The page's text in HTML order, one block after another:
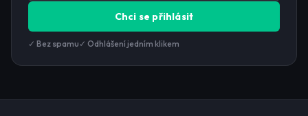
Chci se přihlásit
✓ Bez spamu ✓ Odhlášení jedním klikem